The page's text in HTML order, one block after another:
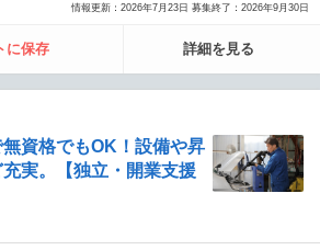
情報更新：2026年7月23日 募集終了：2026年9月30日
に保存 詳細を見る
資格でもOK！設備や昇
実。【独立・開業支援